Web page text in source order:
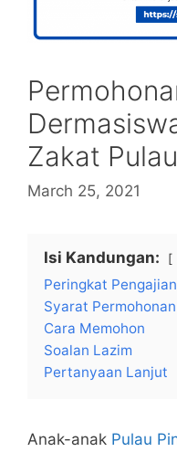
Zakat
March 25, 2021
Isi Kandungan:
Peringkat Pengajian
Syarat Permohonan
Cara Memohon
Soalan Lazim
Pertanyaan Lanjut
Anak-anak Pulau